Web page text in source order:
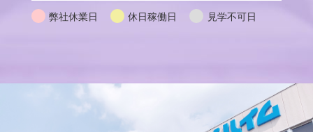
弊社休業日 休日稼働日 見学不可日